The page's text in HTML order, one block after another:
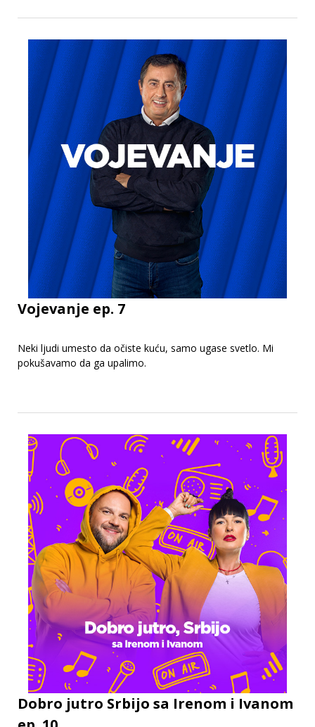
Vojevanje ep. 7
Neki ljudi umesto da očiste kuću, samo ugase svetlo. Mi
pokušavamo da ga upalimo.
Dobro jutro Srbijo sa Irenom i Ivanom